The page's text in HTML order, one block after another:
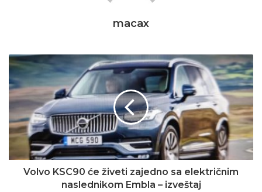
macax
Volvo KSC90 će živeti zajedno sa električnim
naslednikom Embla – izveštaj